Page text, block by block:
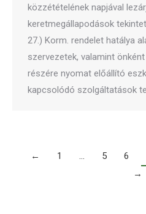
közzétételének napjával
keretmegállapodások
27.) Korm. rendelet hatálya
szervezetek, valamint
részére nyomat előállító
kapcsolódó szolgáltatások
← 1 … 5 6
→